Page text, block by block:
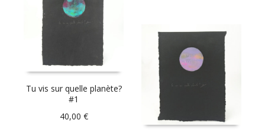
Tu vis sur quelle planète?
#1
40,00 €